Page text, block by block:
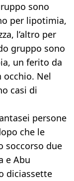
sono
per lipotimia,
l’altro per
gruppo sono
un ferito da
occhio. Nel
casi di
persone
che le
soccorso due
e Abu
diciassette